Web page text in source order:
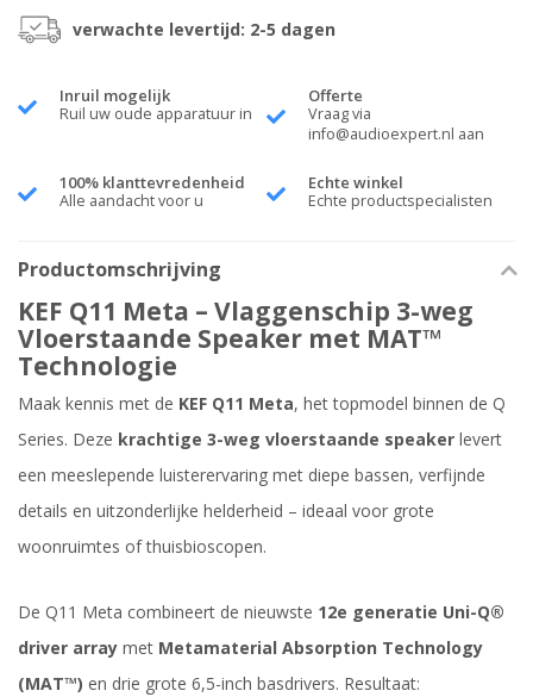
verwachte levertijd: 2-5 dagen
Inruil mogelijk
Ruil uw oude apparatuur in
Offerte
Vraag via
info@audioexpert.nl aan
100% klanttevredenheid
Alle aandacht voor u
Echte winkel
Echte productspecialisten
Productomschrijving
KEF Q11 Meta – Vlaggenschip 3-weg
Vloerstaande Speaker met MAT™
Technologie
Maak kennis met de KEF Q11 Meta, het topmodel binnen de Q
Series. Deze krachtige 3-weg vloerstaande speaker levert
een meeslepende luisterervaring met diepe bassen, verfijnde
details en uitzonderlijke helderheid – ideaal voor grote
woonruimtes of thuisbioscopen.
De Q11 Meta combineert de nieuwste 12e generatie Uni-Q®
driver array met Metamaterial Absorption Technology
(MAT™) en drie grote 6,5-inch basdrivers. Resultaat: